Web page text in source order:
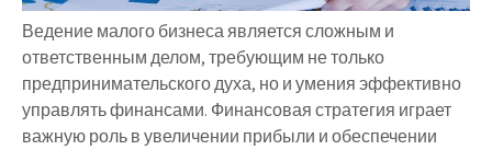
Ведение малого бизнеса является сложным и
ответственным делом, требующим не только
предпринимательского духа, но и умения эффективно
управлять финансами. Финансовая стратегия играет
важную роль в увеличении прибыли и обеспечении